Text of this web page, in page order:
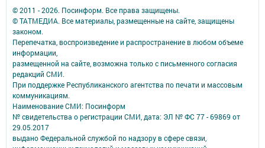
© 2011 - 2026. Посинформ. Все права защищены.
© ТАТМЕДИА. Все материалы, размещенные на сайте, защищены
законом.
Перепечатка, воспроизведение и распространение в любом объеме
информации,
размещенной на сайте, возможна только с письменного согласия
редакций СМИ.
При поддержке Республиканского агентства по печати и массовым
коммуникациям.
Наименование СМИ: Посинформ
№ свидетельства о регистрации СМИ, дата: ЭЛ № ФС 77 - 69869 от
29.05.2017
выдано Федеральной службой по надзору в сфере связи,